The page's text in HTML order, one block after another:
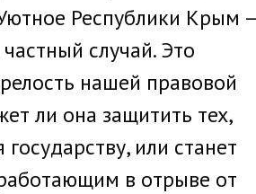
Республики Крым
случай. Это
нашей правовой
ли она защитить тех,
или станет
в отрыве от